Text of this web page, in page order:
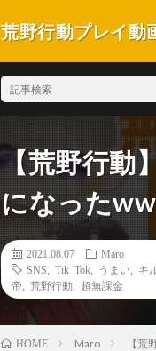
荒野行動プレイ動
【荒野行動
になった
2021.08.07
Maro
SNS
Tik Tok うまい キ
帝
荒野行動 超無課金
HOME Maro 【